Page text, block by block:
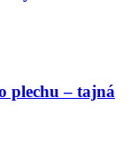
plechu – tajná